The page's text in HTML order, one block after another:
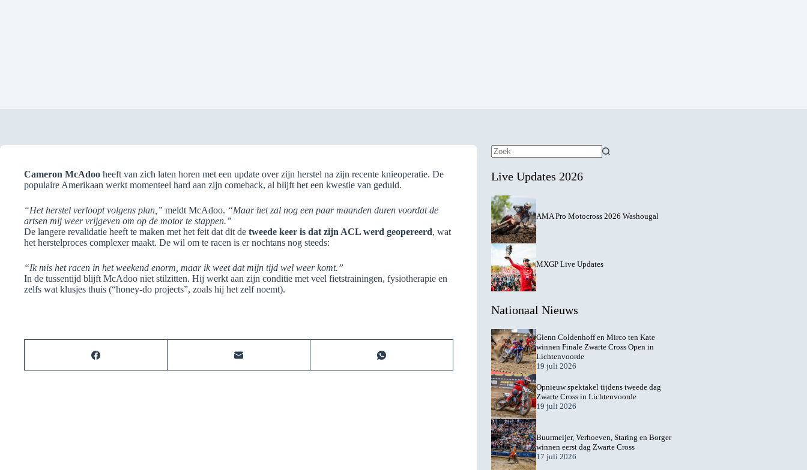
Cameron McAdoo heeft van zich laten horen met een update over zijn herstel na zijn recente knieoperatie. De
populaire Amerikaan werkt momenteel hard aan zijn comeback, al blijft het een kwestie van geduld.
“Het herstel verloopt volgens plan,” meldt McAdoo. “Maar het zal nog een paar maanden duren voordat de
artsen mij weer vrijgeven om op de motor te stappen.”
De langere revalidatie heeft te maken met het feit dat dit de tweede keer is dat zijn ACL werd geopereerd, wat
het herstelproces complexer maakt. De wil om te racen is er nochtans nog steeds:
“Ik mis het racen in het weekend enorm, maar ik weet dat mijn tijd wel weer komt.”
In de tussentijd blijft McAdoo niet stilzitten. Hij werkt aan zijn conditie met veel fietstrainingen, fysiotherapie en
zelfs wat klusjes thuis (“honey-do projects”, zoals hij het zelf noemt).
resultaten
Live Updates 2026
AMA Pro Motocross 2026 Washougal
MXGP Live Updates
Nationaal Nieuws
Glenn Coldenhoff en Mirco ten Kate
winnen Finale Zwarte Cross Open in
Lichtenvoorde
19 juli 2026
Opnieuw spektakel tijdens tweede dag
Zwarte Cross in Lichtenvoorde
19 juli 2026
Buurmeijer, Verhoeven, Staring en Borger
winnen eerst dag Zwarte Cross
17 juli 2026